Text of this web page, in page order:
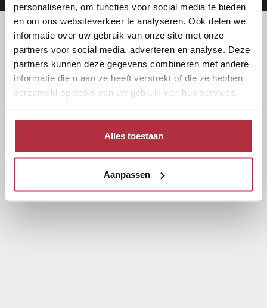
personaliseren, om functies voor social media te bieden
en om ons websiteverkeer te analyseren. Ook delen we
informatie over uw gebruik van onze site met onze
partners voor social media, adverteren en analyse. Deze
partners kunnen deze gegevens combineren met andere
informatie die u aan ze heeft verstrekt of die ze hebben
verzameld op basis van uw gebruik van hun services.
Alles toestaan
Aanpassen